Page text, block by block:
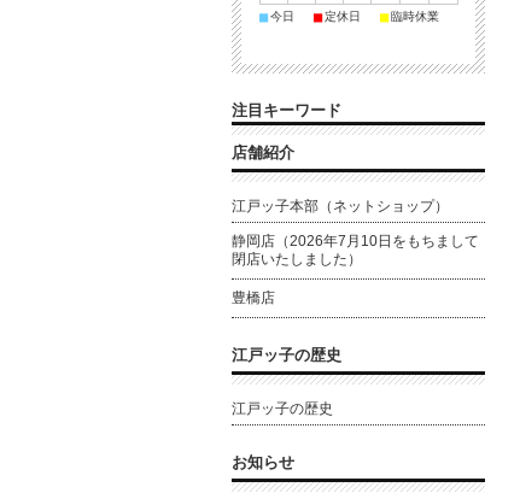
■今日 ■定休日 ■臨時休業
注目キーワード
店舗紹介
江戸ッ子本部（ネットショップ）
静岡店（2026年7月10日をもちまして
閉店いたしました）
豊橋店
江戸ッ子の歴史
江戸ッ子の歴史
お知らせ